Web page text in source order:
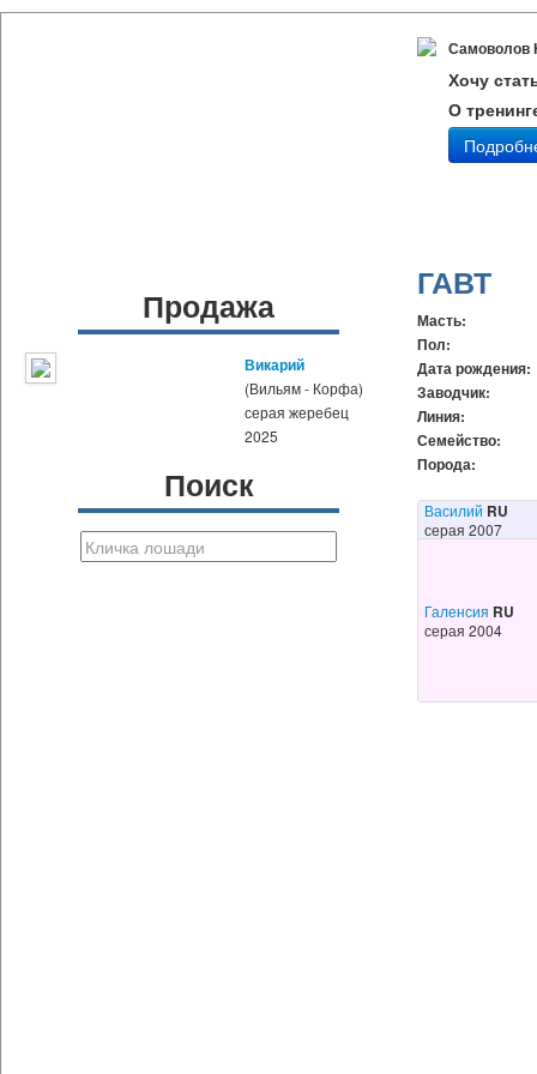
Самоволов
Хочу
О
Продажа
Викарий
(Вильям - Корфа)
серая жеребец
2025
Поиск
ГАВТ
Масть:
Пол:
Дата рождения:
Заводчик:
Линия:
Семейство:
Порода:
Василий RU
серая 2007
Галенсия RU
серая 2004